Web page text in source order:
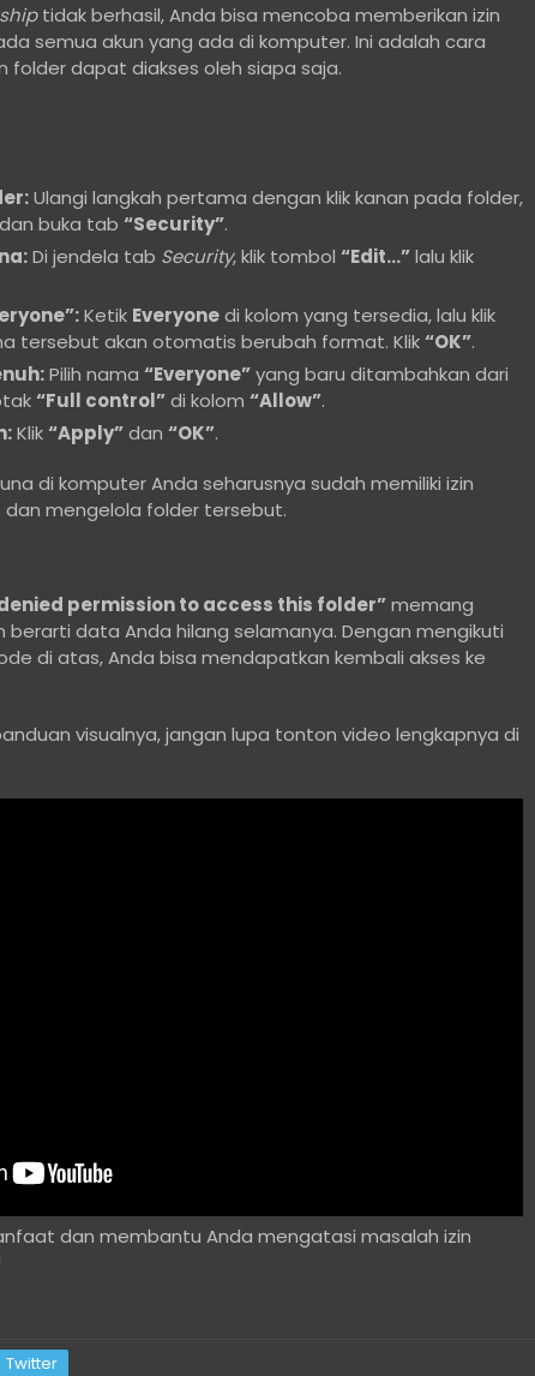
tidak berhasil, Anda bisa mencoba memberikan izin
semua akun yang ada di komputer. Ini adalah cara
dapat diakses oleh siapa saja.
Ulangi langkah pertama dengan klik kanan pada folder,
buka tab “Security”.
Di jendela tab Security, klik tombol “Edit…”lalu klik
Ketik Everyonedi kolom yang tersedia, lalu klik
tersebut akan otomatis berubah format. Klik“OK”.
Pilih nama “Everyone”yang baru ditambahkan dari
“Full control”di kolom “Allow”.
Klik“Apply”dan “OK”.
di komputer Anda seharusnya sudah memiliki izin
dan mengelola folder tersebut.
permission to access this folder”memang
berarti data Anda hilang selamanya. Dengan mengikuti
di atas, Anda bisa mendapatkan kembali akses ke
visualnya, jangan lupa tonton video lengkapnya di
dan membantu Anda mengatasi masalah izin
Twitter